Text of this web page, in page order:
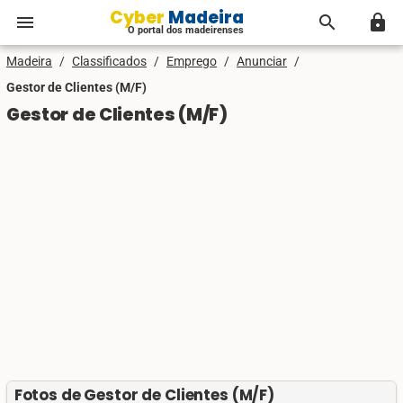
menu Cyber Madeira
O portal dos madeirenses search lock
Madeira / Classificados / Emprego / Anunciar /
Gestor de Clientes (M/F)
Gestor de Clientes (M/F)
Fotos de Gestor de Clientes (M/F)